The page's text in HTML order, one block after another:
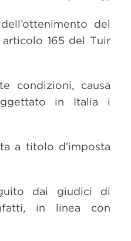
del
165 del Tuir
condizioni, causa
in Italia i
a titolo d’imposta
dai giudici di
in linea con